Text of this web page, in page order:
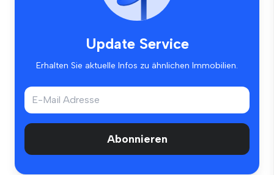
Update Service
Erhalten Sie aktuelle Infos zu ähnlichen Immobilien.
Abonnieren